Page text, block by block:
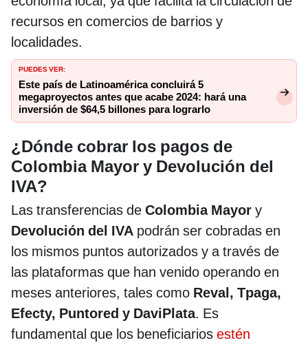
recursos en comercios de barrios y
localidades.
PUEDES VER:
Este país de Latinoamérica concluirá 5
megaproyectos antes que acabe 2024: hará una
inversión de $64,5 billones para lograrlo
¿Dónde cobrar los pagos de
Colombia Mayor y Devolución del
IVA?
Las transferencias de Colombia Mayor y
Devolución del IVA podrán ser cobradas en
los mismos puntos autorizados y a través de
las plataformas que han venido operando en
meses anteriores, tales como Reval, Tpaga,
Efecty, Puntored y DaviPlata. Es
fundamental que los beneficiarios estén